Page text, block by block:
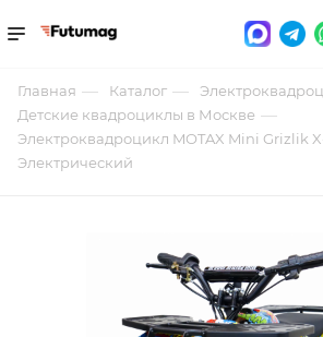
Главная — Каталог —
Детские квадроциклы в Москве —
Электроквадроцикл MOTAX Mini Grizlik
Электрический